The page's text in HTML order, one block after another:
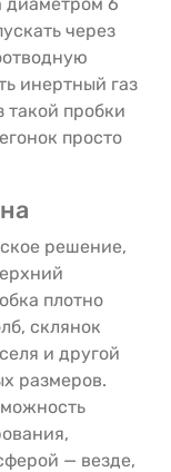
через
инертный газ
такой пробки
просто
решение,
плотно
склянок
и другой
размеров.
— везде,